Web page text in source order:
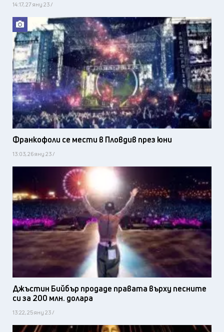
14:17, 27 яну 23 /
Франкофоли се мести в Пловдив през юни
13:03, 26 яну 23 /
Джъстин Бийбър продаде правата върху песните
си за 200 млн. долара
13:22, 25 яну 23 /